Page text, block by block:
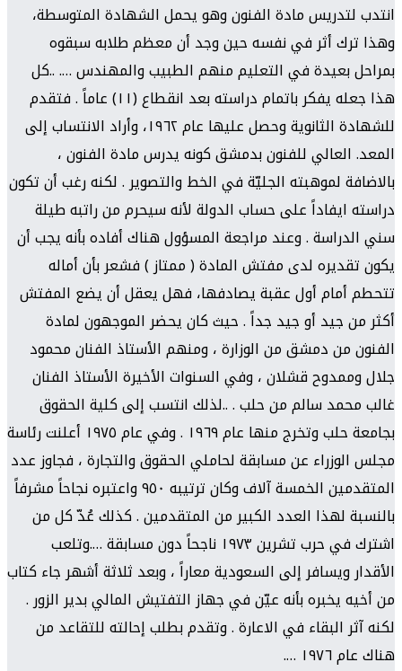
انتدب لتدريس مادة الفنون وهو يحمل الشهادة المتوسطة،
وهذا ترك أثر في نفسه حين وجد أن معظم طلابه سبقوه
بمراحل بعيدة في التعليم منهم الطبيب والمهندس …. ..كل
هذا جعله يفكر باتمام دراسته بعد انقطاع (١١) عاماً . فتقدم
للشهادة الثانوية وحصل عليها عام ١٩٦٢، وأراد الانتساب إلى
المعد. العالي للفنون بدمشق كونه يدرس مادة الفنون ،
بالاضافة لموهبته الجليّة في الخط والتصوير . لكنه رغب أن تكون
دراسته ايفاداً على حساب الدولة لأنه سيحرم من راتبه طيلة
سني الدراسة . وعند مراجعة المسؤول هناك أفاده بأنه يجب أن
يكون تقديره لدى مفتش المادة ( ممتاز ) فشعر بأن أماله
تتحطم أمام أول عقبة يصادفها، فهل يعقل أن يضع المفتش
أكثر من جيد أو جيد جداً . حيث كان يحضر الموجهون لمادة
الفنون من دمشق من الوزارة ، ومنهم الأستاذ الفنان محمود
جلال وممدوح قشلان ، وفي السنوات الأخيرة الأستاذ الفنان
غالب محمد سالم من حلب . ..لذلك انتسب إلى كلية الحقوق
بجامعة حلب وتخرج منها عام ١٩٦٩ . وفي عام ١٩٧٥ أعلنت رئاسة
مجلس الوزراء عن مسابقة لحاملي الحقوق والتجارة ، فجاوز عدد
المتقدمين الخمسة آلاف وكان ترتيبه ٩٥٠ واعتبره نجاحاً مشرفاً
بالنسبة لهذا العدد الكبير من المتقدمين . كذلك عُدّ كل من
اشترك في حرب تشرين ١٩٧٣ ناجحاً دون مسابقة ….وتلعب
الأقدار ويسافر إلى السعودية معاراً ، وبعد ثلاثة أشهر جاء كتاب
من أخيه يخبره بأنه عيّن في جهاز التفتيش المالي بدير الزور .
لكنه آثر البقاء في الاعارة . وتقدم بطلب إحالته للتقاعد من
هناك عام ١٩٧٦ ….